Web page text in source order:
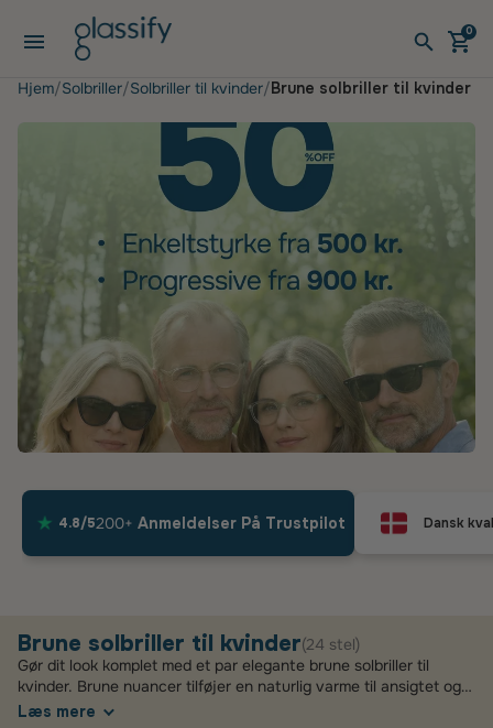
Åbn menuen Åben
0
Hjem Solbriller Solbriller til kvinder Brune solbriller til kvinder
4.8/5200+ Anmeldelser På Trustpilot Dansk
Brune solbriller til kvinder(24 stel)
Gør dit look komplet med et par elegante brune solbriller til
kvinder. Brune nuancer tilføjer en naturlig varme til ansigtet og
passer perfekt til enhver garderobe. Uanset om du søger et
Læs mere